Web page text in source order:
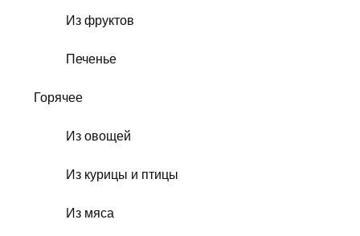
Из фруктов
Печенье
Горячее
Из овощей
Из курицы и птицы
Из мяса